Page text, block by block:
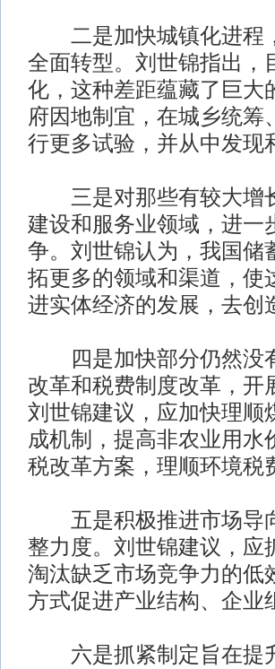
二是加快城镇化进程
全面转型。刘世锦指出，
化，这种差距蕴藏了巨大
府因地制宜，在城乡统筹
行更多试验，并从中发现
三是对那些有较大增
建设和服务业领域，进一
争。刘世锦认为，我国储
拓更多的领域和渠道，使
进实体经济的发展，去创
四是加快部分仍然没
改革和税费制度改革，开
刘世锦建议，应加快理顺
成机制，提高非农业用水
税改革方案，理顺环境税
五是积极推进市场导
整力度。刘世锦建议，应
淘汰缺乏市场竞争力的低
方式促进产业结构、企业
六是抓紧制定旨在提